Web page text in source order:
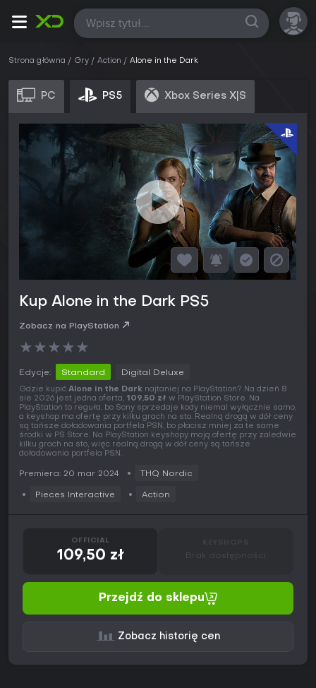
Wszystkie
Strona główna Gry Action Alone in the Dark
PC PS5 Xbox Series X|S
Kup Alone in the Dark PS5
Zobacz na PlayStation
★★★★★
Edycje: Standard Digital Deluxe
Gdzie kupić Alone in the Dark najtaniej na PlayStation? Na dzień 8
sie 2026 jest jedna oferta, 109,50 zł w PlayStation Store. Na
PlayStation to reguła, bo Sony sprzedaje kody niemal wyłącznie samo,
a keyshop ma ofertę przy kilku grach na sto. Realną drogą w dół ceny
są tańsze doładowania portfela PSN, bo płacisz mniej za te same
środki w PS Store. Na PlayStation keyshopy mają ofertę przy zaledwie
kilku grach na sto, więc realną drogą w dół ceny są tańsze
doładowania portfela PSN.
Premiera: 20 mar 2024 THQ Nordic
Pieces Interactive Action
OFFICIAL
109,50 zł Brak dostępności
Przejdź do sklepu
Zobacz historię cen